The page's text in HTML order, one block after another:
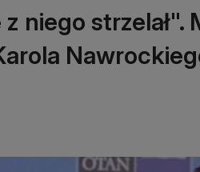
niego strzelał".